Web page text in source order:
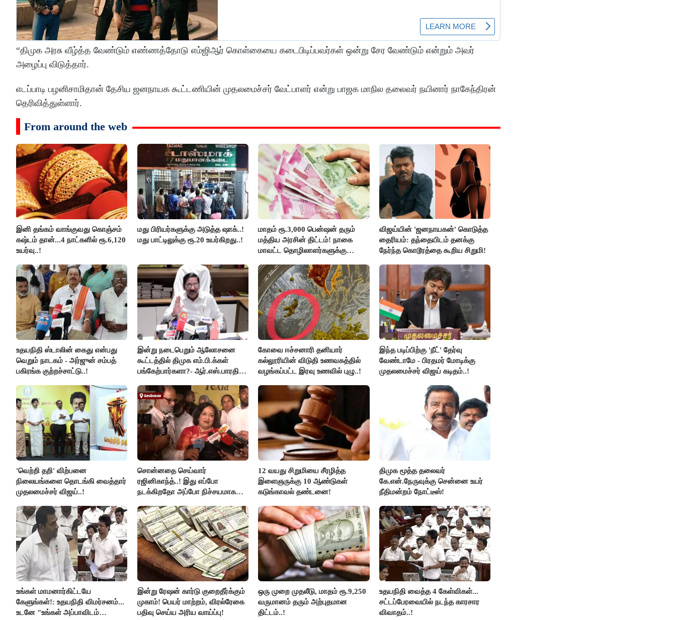
“திமுக அரசு வீழ்த்த வேண்டும் எண்ணத்தோடு எம்ஜிஆர் கொள்கையை கடைபிடிப்பவர்கள் ஒன்று சேர வேண்டும் என்றும் அவர்
அழைப்பு விடுத்தார்.
எடப்பாடி பழனிசாமிதான் தேசிய ஜனநாயக கூட்டணியின் முதலமைச்சர் வேட்பாளர் என்று பாஜக மாநில தலைவர் நயினார் நாகேந்திரன்
தெரிவித்துள்ளார்.
From around the web
இனி தங்கம் வாங்குவது கொஞ்சம்
கஷ்டம் தான்...4 நாட்களில் ரூ.6,120
உயர்வு..!
மது பிரியர்களுக்கு அடுத்த ஷாக்..!
மது பாட்டிலுக்கு ரூ.20 உயர்கிறது..!
மாதம் ரூ.3,000 பென்ஷன் தரும்
மத்திய அரசின் திட்டம்! நாகை
மாவட்ட தொழிலாளர்களுக்கு
செய்தி!
விஜய்யின் 'ஜனநாயகன்' கொடுத்த
தைரியம்: தந்தையிடம் தனக்கு
நேர்ந்த கொடூரத்தை கூறிய சிறுமி!
உதயநிதி ஸ்டாலின் கைது என்பது
வெறும் நாடகம் - அர்ஜுன் சம்பத்
பகிரங்க குற்றச்சாட்டு..!
இன்று நடைபெறும் ஆலோசனை
கூட்டத்தில் திமுக எம்.பி.க்கள்
பங்கேற்பார்களா?- ஆர்.எஸ்.பாரதி
கோவை ஈச்சனாரி தனியார்
கல்லூரியின் விடுதி உணவகத்தில்
வழங்கப்பட்ட இரவு உணவில் புழு..!
இந்த படிப்பிற்கு 'நீட்' தேர்வு
வேண்டாமே - பிரதமர் மோடிக்கு
முதலமைச்சர் விஜய் கடிதம்..!
'வெற்றி தறி' விற்பனை
நிலையங்களை தொடங்கி வைத்தார்
முதலமைச்சர் விஜய்..!
சொன்னதை செய்வார்
ரஜினிகாந்த்..! இது எப்போ
நடக்கிறதோ அப்போ நிச்சயமாக
ரஜினிகாந்த்..!
12 வயது சிறுமியை சீரழித்த
இளைஞருக்கு 10 ஆண்டுகள்
கடுங்காவல் தண்டனை!
திமுக மூத்த தலைவர்
கே.என்.நேருவுக்கு சென்னை உயர்
நீதிமன்றம் நோட்டீஸ்!
உங்கள் மாமனார்கிட்டயே
கேளுங்கள்!: உதயநிதி விமர்சனம்...
உடனே "உங்கள் அப்பாவிடம்
இன்று ரேஷன் கார்டு குறைதீர்க்கும்
முகாம்! பெயர் மாற்றம், விரல்ரேகை
பதிவு செய்ய அரிய வாய்ப்பு!
ஒரு முறை முதலீடு, மாதம் ரூ.9,250
வருமானம் தரும் அற்புதமான
திட்டம்..!
உதயநிதி வைத்த 4 கேள்விகள்...
சட்டப்பேரவையில் நடந்த காரசார
விவாதம்..!